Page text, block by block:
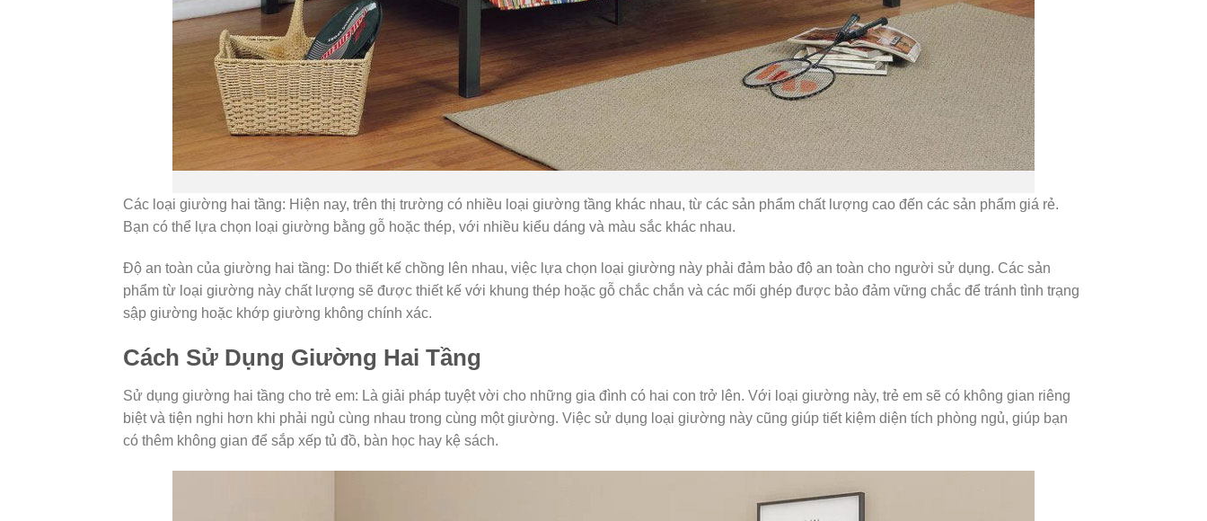
Các loại giường hai tầng: Hiện nay, trên thị trường có nhiều loại giường tầng khác nhau, từ các sản phẩm chất lượng cao đến các sản phẩm giá rẻ.
Bạn có thể lựa chọn loại giường bằng gỗ hoặc thép, với nhiều kiểu dáng và màu sắc khác nhau.
Độ an toàn của giường hai tầng: Do thiết kế chồng lên nhau, việc lựa chọn loại giường này phải đảm bảo độ an toàn cho người sử dụng. Các sản
phẩm từ loại giường này chất lượng sẽ được thiết kế với khung thép hoặc gỗ chắc chắn và các mối ghép được bảo đảm vững chắc để tránh tình trạng
sập giường hoặc khớp giường không chính xác.
Cách Sử Dụng Giường Hai Tầng
Sử dụng giường hai tầng cho trẻ em: Là giải pháp tuyệt vời cho những gia đình có hai con trở lên. Với loại giường này, trẻ em sẽ có không gian riêng
biệt và tiện nghi hơn khi phải ngủ cùng nhau trong cùng một giường. Việc sử dụng loại giường này cũng giúp tiết kiệm diện tích phòng ngủ, giúp bạn
có thêm không gian để sắp xếp tủ đồ, bàn học hay kệ sách.